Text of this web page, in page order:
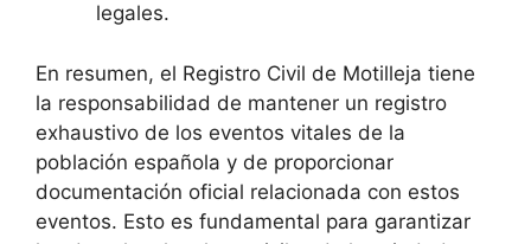
legales.
En resumen, el Registro Civil de Motilleja tiene
la responsabilidad de mantener un registro
exhaustivo de los eventos vitales de la
población española y de proporcionar
documentación oficial relacionada con estos
eventos. Esto es fundamental para garantizar